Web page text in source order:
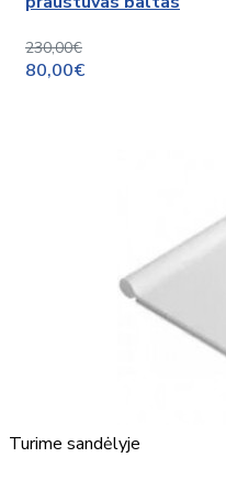
230,00€
80,00€
Turime sandėlyje